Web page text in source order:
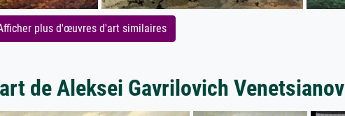
plus d'œuvres d'art similaires
de Aleksei Gavrilovich Venetsianov